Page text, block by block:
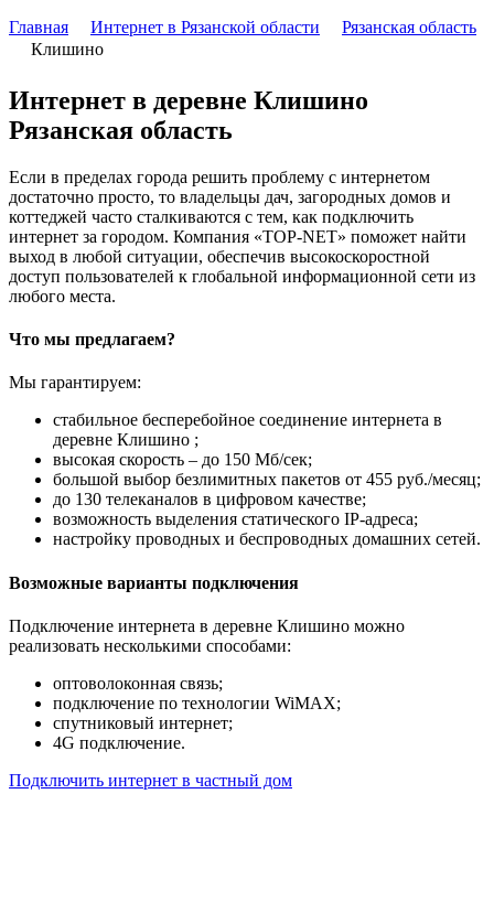
Главная Интернет в Рязанской области
Рязанская область
Клишино
Интернет в деревне Клишино
Рязанская область
Если в пределах города решить проблему с интернетом
достаточно просто, то владельцы дач, загородных домов и
коттеджей часто сталкиваются с тем, как подключить
интернет за городом. Компания «TOP-NET» поможет найти
выход в любой ситуации, обеспечив высокоскоростной
доступ пользователей к глобальной информационной сети из
любого места.
Что мы предлагаем?
Мы гарантируем:
стабильное бесперебойное соединение интернета в
деревне Клишино ;
высокая скорость – до 150 Мб/сек;
большой выбор безлимитных пакетов от 455 руб./месяц;
до 130 телеканалов в цифровом качестве;
возможность выделения статического IP-адреса;
настройку проводных и беспроводных домашних сетей.
Возможные варианты подключения
Подключение интернета в деревне Клишино можно
реализовать несколькими способами:
оптоволоконная связь;
подключение по технологии WiMAX;
спутниковый интернет;
4G подключение.
Подключить интернет в частный дом